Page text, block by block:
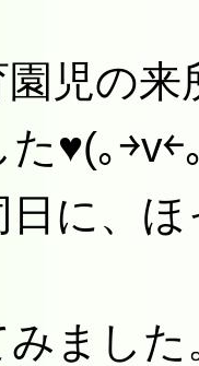
児の
♥(｡￫v￩
日に、
ました